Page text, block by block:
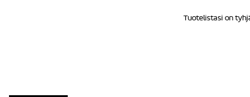
Tuotelistasi on